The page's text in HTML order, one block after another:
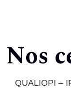
Nos
QUALIOPI –